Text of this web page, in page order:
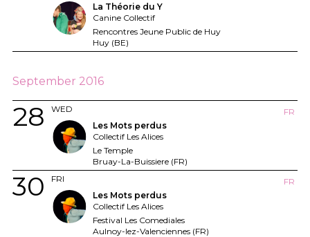
La Théorie du Y
Canine Collectif
Rencontres Jeune Public de Huy
Huy (BE)
September 2016
WED
28
FR
Les Mots perdus
Collectif Les Alices
Le Temple
Bruay-La-Buissiere (FR)
FRI
30
FR
Les Mots perdus
Collectif Les Alices
Festival Les Comediales
Aulnoy-lez-Valenciennes (FR)